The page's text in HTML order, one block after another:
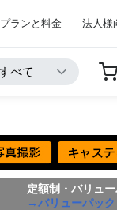
プランと料金 法人様
定額制・バリュ
→バリューパック